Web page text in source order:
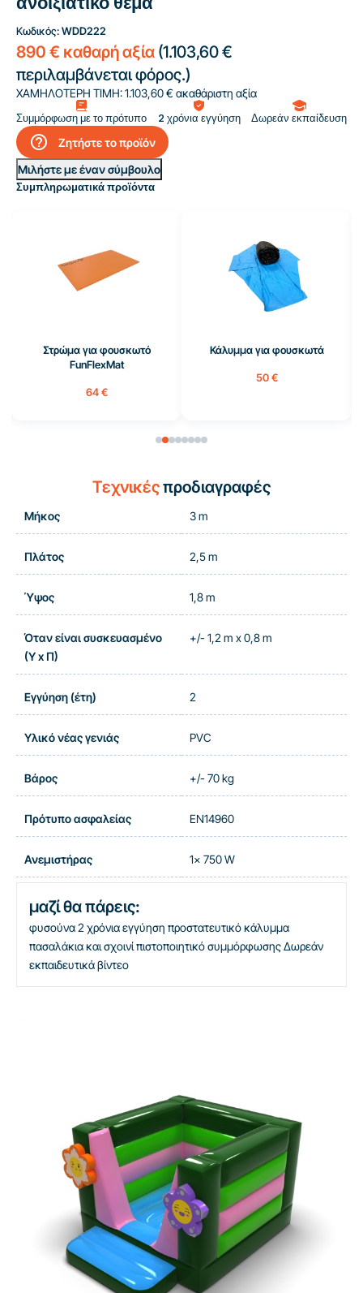
Κωδικός:WDD222
890 € καθαρή αξία (1.103,60 €
περιλαμβάνεται φόρος.)
ΧΑΜΗΛΟΤΕΡΗ ΤΙΜΗ:1.103,60 € ακαθάριστη αξία
Συμμόρφωση με το πρότυπο 2 χρόνια εγγύηση Δωρεάν εκπαίδευση
help_outline
Ζητήστε το προϊόν
Μιλήστε με έναν σύμβουλο
Συμπληρωματικά προϊόντα
Στρώμα για φουσκωτό
FunFlexMat
64 €
Κάλυμμα για φουσκωτά
50 €
Τεχνικέςπροδιαγραφές
Μήκος 3 m
Πλάτος 2,5 m
Ύψος 1,8 m
Όταν είναι συσκευασμένο
(Υ x Π)
+/- 1,2 m x 0,8 m
Εγγύηση (έτη) 2
Υλικό νέας γενιάς PVC
Βάρος +/- 70 kg
Πρότυπο ασφαλείας EN14960
Ανεμιστήρας 1x 750 W
μαζί θα πάρεις:
φυσούνα2 χρόνια εγγύηση προστατευτικό κάλυμμα
πασαλάκια και σχοινίπιστοποιητικό συμμόρφωσηςΔωρεάν
εκπαιδευτικά βίντεο